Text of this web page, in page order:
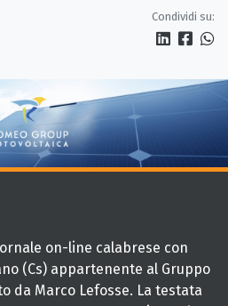
Condividi su:
on-line calabrese con
(Cs) appartenente al Gruppo
da Marco Lefosse. La testata